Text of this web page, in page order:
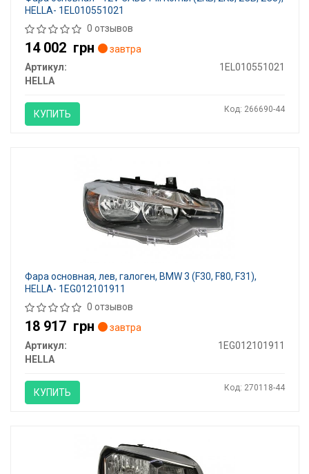
HELLA- 1EL010551021
0 отзывов
14 002 грн
завтра
Артикул:
1EL010551021
HELLA
КУПИТЬ Код: 266690-44
Фара основная, лев, галоген, BMW 3 (F30, F80, F31),
HELLA- 1EG012101911
0 отзывов
18 917 грн
завтра
Артикул:
1EG012101911
HELLA
КУПИТЬ Код: 270118-44